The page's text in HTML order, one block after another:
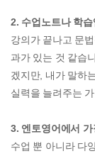
2. 수업노트나 학
강의가 끝나고 문
과가 있는 것 같습
겠지만, 내가 말하
실력을 늘려주는
3. 엔토영어에서
수업 뿐 아니라 다